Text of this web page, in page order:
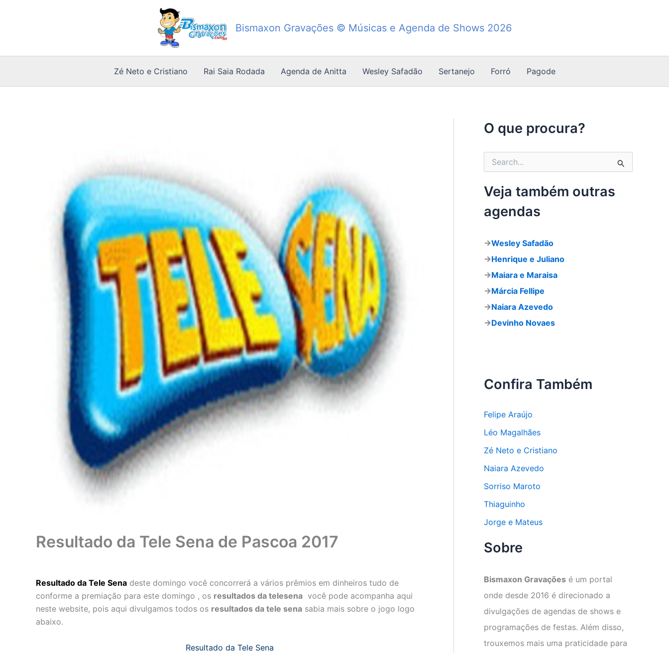
Bismaxon Gravações © Músicas e Agenda de Shows 2026
Zé Neto e Cristiano Rai Saia Rodada Agenda de Anitta Wesley Safadão Sertanejo Forró Pagode
Resultado da Tele Sena de Pascoa 2017
Resultado da Tele Sena deste domingo você concorrerá a vários prêmios em dinheiros tudo de
conforme a premiação para este domingo , os resultados da telesena você pode acompanha aqui
neste website, pois aqui divulgamos todos os resultados da tele sena sabia mais sobre o jogo logo
abaixo.
Resultado da Tele Sena
O que procura?
q
u
s
p
:
Veja também outras
agendas
→Wesley Safadão
→Henrique e Juliano
→Maiara e Maraisa
→Márcia Fellipe
→Naiara Azevedo
→Devinho Novaes
Confira Também
Felipe Araújo
Léo Magalhães
Zé Neto e Cristiano
Naiara Azevedo
Sorriso Maroto
Thiaguinho
Jorge e Mateus
Sobre
Bismaxon Gravações é um portal
onde desde 2016 é direcionado a
divulgações de agendas de shows e
programações de festas. Além disso,
trouxemos mais uma praticidade para